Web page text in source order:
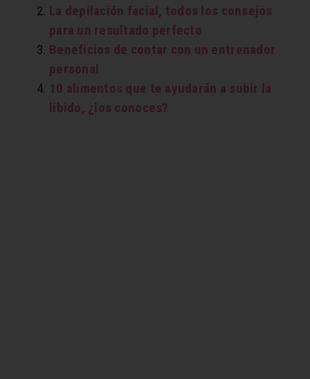
La depilación facial, todos los consejos
para un resultado perfecto
Beneficios de contar con un entrenador
personal
10 alimentos que te ayudarán a subir la
libido, ¿los conoces?